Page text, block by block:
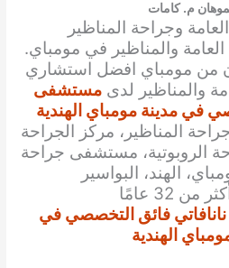
م. كامات
وجراحة المناظير
والمناظير في مومباي.
من مومباي افضل استشاري
والمناظير لدىمستشفى
في مدينة مومباي الهندية
المناظير، مركز الجراحة
الروبوتية، مستشفى جراحة
الهند، البواسير
32 عامًا
فائق التخصصي في
الهندية